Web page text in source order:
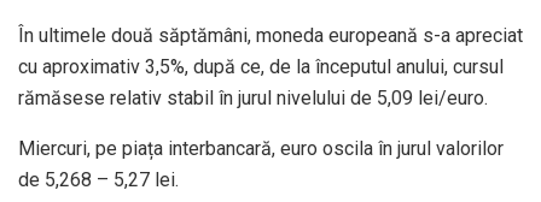
În ultimele două săptămâni, moneda europeană s-a apreciat
cu aproximativ 3,5%, după ce, de la începutul anului, cursul
rămăsese relativ stabil în jurul nivelului de 5,09 lei/euro.
Miercuri, pe piața interbancară, euro oscila în jurul valorilor
de 5,268 – 5,27 lei.